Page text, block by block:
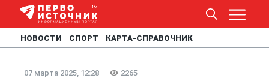
НОВОСТИ СПОРТ КАРТА-СПРАВОЧНИК
07 марта 2025, 12:28 2265